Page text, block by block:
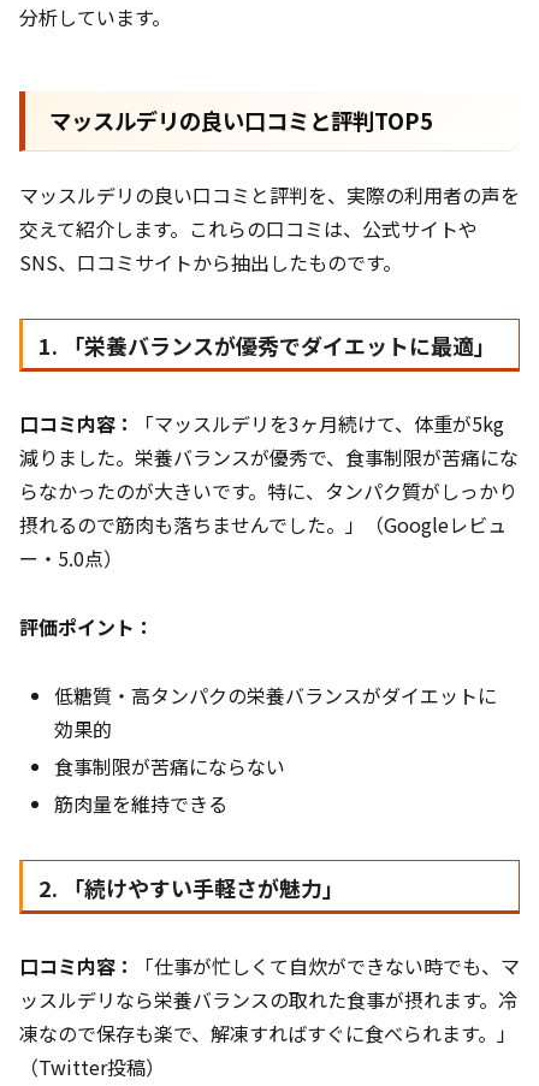
分析しています。
マッスルデリの良い口コミと評判TOP5
マッスルデリの良い口コミと評判を、実際の利用者の声を
交えて紹介します。これらの口コミは、公式サイトや
SNS、口コミサイトから抽出したものです。
1. 「栄養バランスが優秀でダイエットに最適」
口コミ内容：
「マッスルデリを3ヶ月続けて、体重が5kg
減りました。栄養バランスが優秀で、食事制限が苦痛にな
らなかったのが大きいです。特に、タンパク質がしっかり
摂れるので筋肉も落ちませんでした。」（Googleレビュ
ー・5.0点）
評価ポイント：
低糖質・高タンパクの栄養バランスがダイエットに
効果的
食事制限が苦痛にならない
筋肉量を維持できる
2. 「続けやすい手軽さが魅力」
口コミ内容：
「仕事が忙しくて自炊ができない時でも、マ
ッスルデリなら栄養バランスの取れた食事が摂れます。冷
凍なので保存も楽で、解凍すればすぐに食べられます。」
（Twitter投稿）